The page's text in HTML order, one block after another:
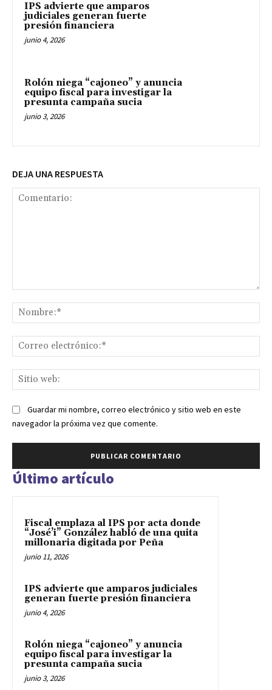
IPS advierte que amparos
judiciales generan fuerte
presión financiera
junio 4, 2026
Rolón niega “cajoneo” y anuncia
equipo fiscal para investigar la
presunta campaña sucia
junio 3, 2026
DEJA UNA RESPUESTA
Guardar mi nombre, correo electrónico y sitio web en este
navegador la próxima vez que comente.
Último artículo
Fiscal emplaza al IPS por acta donde
“José’i” González habló de una quita
millonaria digitada por Peña
junio 11, 2026
IPS advierte que amparos judiciales
generan fuerte presión financiera
junio 4, 2026
Rolón niega “cajoneo” y anuncia
equipo fiscal para investigar la
presunta campaña sucia
junio 3, 2026